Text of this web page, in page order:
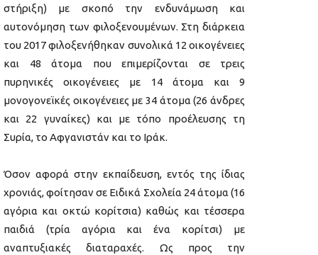
στήριξη) με σκοπό την ενδυνάμωση και
αυτονόμηση των φιλοξενουμένων. Στη διάρκεια
του 2017 φιλοξενήθηκαν συνολικά 12 οικογένειες
και 48 άτομα που επιμερίζονται σε τρεις
πυρηνικές οικογένειες με 14 άτομα και 9
μονογονεϊκές οικογένειες με 34 άτομα (26 άνδρες
και 22 γυναίκες) και με τόπο προέλευσης τη
Συρία, το Αφγανιστάν και το Ιράκ.
Όσον αφορά στην εκπαίδευση, εντός της ίδιας
χρονιάς, φοίτησαν σε Ειδικά Σχολεία 24 άτομα (16
αγόρια και οκτώ κορίτσια) καθώς και τέσσερα
παιδιά (τρία αγόρια και ένα κορίτσι) με
αναπτυξιακές διαταραχές. Ως προς την